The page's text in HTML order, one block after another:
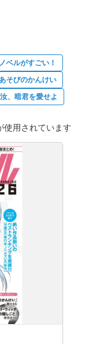
ベルがすごい！
あそびのかんけい
汝、暗君を愛せよ
使用されています